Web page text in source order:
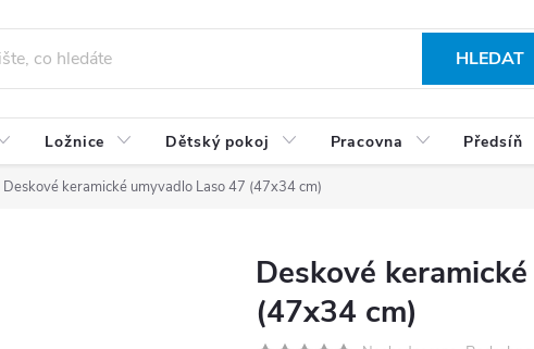
HLEDAT
Ložnice Dětský pokoj Pracovna Předsíň
Deskové keramické umyvadlo Laso 47 (47x34 cm)
Deskové
(47x34 cm)